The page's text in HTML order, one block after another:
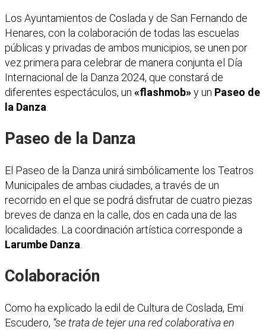
Los Ayuntamientos de Coslada y de San Fernando de
Henares, con la colaboración de todas las escuelas
públicas y privadas de ambos municipios, se unen por
vez primera para celebrar de manera conjunta el Día
Internacional de la Danza 2024, que constará de
diferentes espectáculos, un «flashmob»y un Paseo de
la Danza.
Paseo de la Danza
El Paseo de la Danza unirá simbólicamente los Teatros
Municipales de ambas ciudades, a través de un
recorrido en el que se podrá disfrutar de cuatro piezas
breves de danza en la calle, dos en cada una de las
localidades. La coordinación artística corresponde a
Larumbe Danza
Colaboración
Como ha explicado la edil de Cultura de Coslada, Emi
Escudero, “se trata de tejer una red colaborativa en